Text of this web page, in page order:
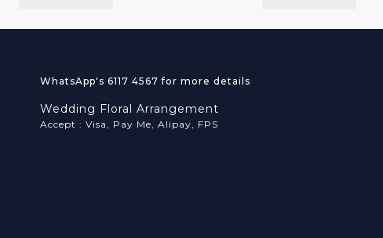
WhatsApp's 6117 4567 for more details
Wedding Floral Arrangement
Accept : Visa, Pay Me, Alipay, FPS